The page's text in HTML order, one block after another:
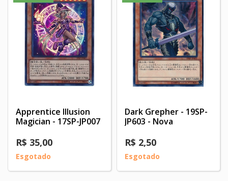
Apprentice Illusion
Magician - 17SP-JP007
R$ 35,00
Esgotado
Dark Grepher - 19SP-
JP603 - Nova
R$ 2,50
Esgotado